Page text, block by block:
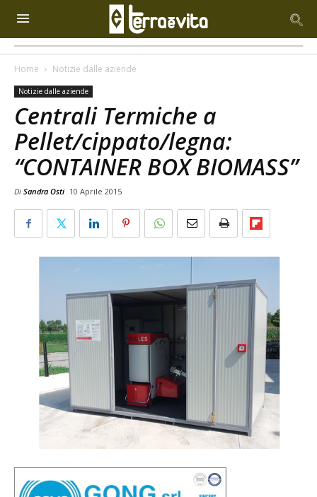
Home Notizie dalle aziende
Notizie dalle aziende
Centrali Termiche a
Pellet/cippato/legna:
“CONTAINER BOX BIOMASS”
Di Sandra Osti 10 Aprile 2015